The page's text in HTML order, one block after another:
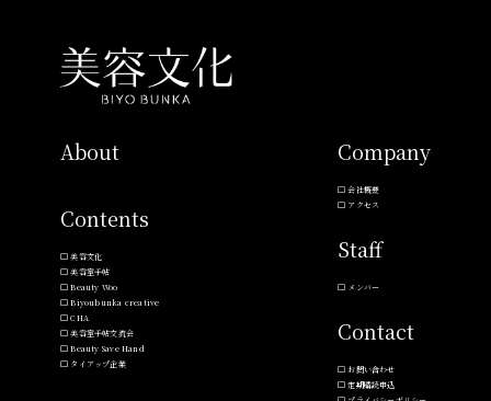
About
Contents
美容文化
美容室手帖
Beauty Woo
Biyoubunka creative
CHA
美容室手帖交流会
Beauty Save Hand
タイアップ企業
Company
会社概要
アクセス
Staff
メンバー
Contact
お問い合わせ
定期購読申込